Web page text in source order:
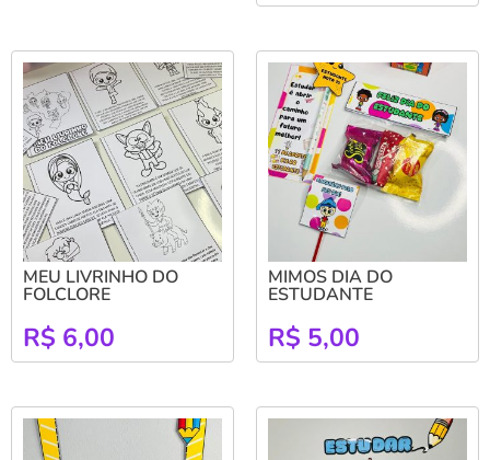
MEU LIVRINHO DO
FOLCLORE
R$ 6,00
MIMOS DIA DO
ESTUDANTE
R$ 5,00